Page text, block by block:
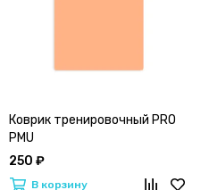
Коврик тренировочный PRO
PMU
250 ₽
В корзину